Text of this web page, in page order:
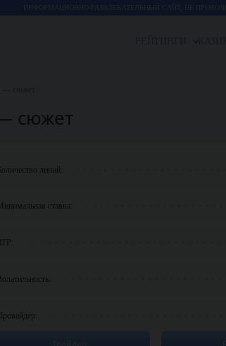
сюжет
линий:
ставка:
RTP: